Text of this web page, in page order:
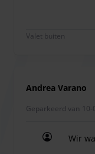
Valet buiten
Andrea Varano
Geparkeerd van
Wir